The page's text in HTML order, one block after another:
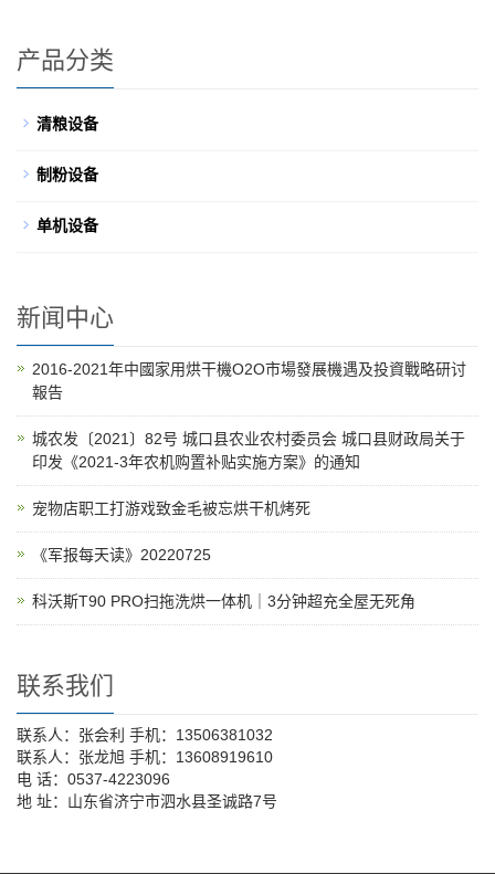
产品分类
清粮设备
制粉设备
单机设备
新闻中心
2016-2021年中國家用烘干機O2O市場發展機遇及投資戰略研讨
報告
城农发〔2021〕82号 城口县农业农村委员会 城口县财政局关于
印发《2021-3年农机购置补贴实施方案》的通知
宠物店职工打游戏致金毛被忘烘干机烤死
《军报每天读》20220725
科沃斯T90 PRO扫拖洗烘一体机｜3分钟超充全屋无死角
联系我们
联系人：张会利 手机：13506381032
联系人：张龙旭 手机：13608919610
电 话：0537-4223096
地 址：山东省济宁市泗水县圣诚路7号